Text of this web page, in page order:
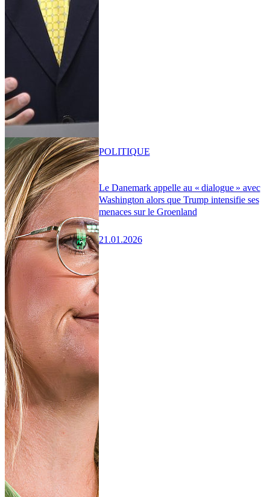
Le Danemark appelle au « dialogue » avec
Washington alors que Trump intensifie ses
menaces sur le Groenland
21.01.2026
POLITIQUE